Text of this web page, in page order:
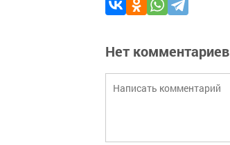
Нет комментариев